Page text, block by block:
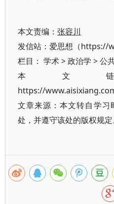
本文责编： 张容川
发信站：爱思想（https://
栏目： 学术>政治学 >公
本文
https://
文章来源：本文转自学习
处，并遵守该处的版权规定